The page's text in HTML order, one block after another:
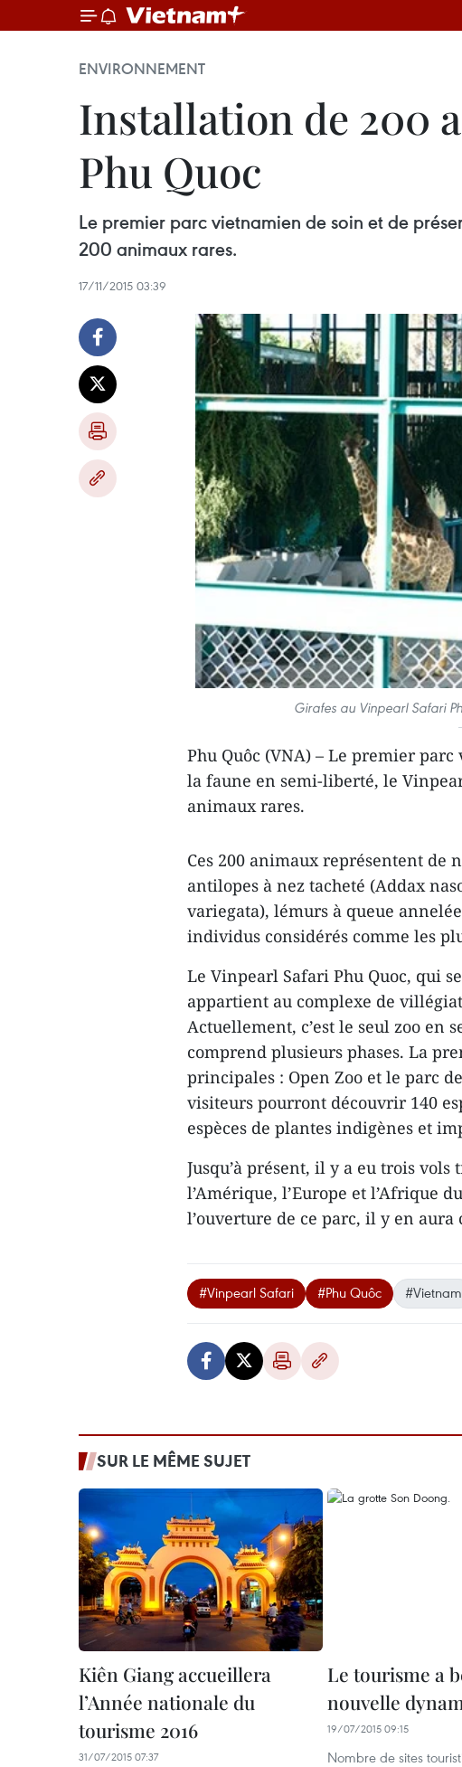
ENVIRONNEMENT
Installation de 200
Phu Quoc
Le premier parc vietnamien de soin et de
200 animaux rares.
17/11/2015 03:39
Girafes au Vinpearl Safari
Phu Quôc (VNA) – Le premier
la faune en semi-liberté, le
animaux rares.
Ces 200 animaux représentent de
antilopes à nez tacheté (Addax
variegata), lémurs à queue
individus considérés comme les
Le Vinpearl Safari Phu Quoc, qui
appartient au complexe de
Actuellement, c’est le seul zoo en
comprend plusieurs phases. La
principales : Open Zoo et le parc
visiteurs pourront découvrir 140
espèces de plantes indigènes et
Jusqu’à présent, il y a eu trois
l’Amérique, l’Europe et l’Afrique
l’ouverture de ce parc, il y en aura
#Vinpearl Safari #Phu Quôc #Vietnam
SUR LE MÊME SUJET
Kiên Giang accueillera
l’Année nationale du
tourisme 2016
31/07/2015 07:37
Le tourisme a
nouvelle
19/07/2015 09:15
Nombre de sites